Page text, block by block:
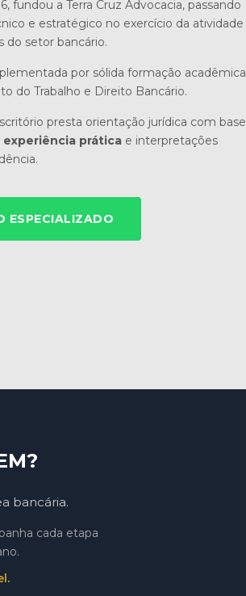
fundou a Terra Cruz Advocacia, passando
e estratégico no exercício da atividade
do setor bancário.
por sólida formação acadêmica
do Trabalho e Direito Bancário.
presta orientação jurídica com base
prática e interpretações
ESPECIALIZADO
bancária.
cada etapa